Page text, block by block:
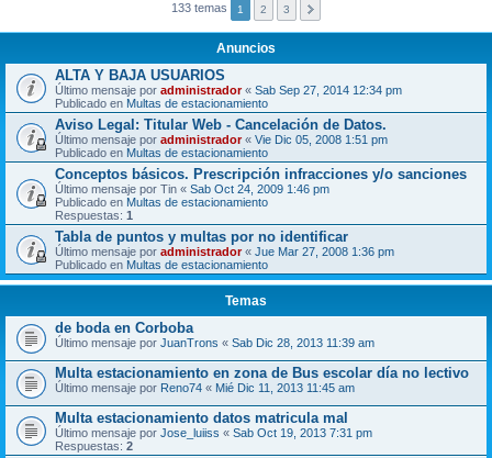
133 temas 1 2 3
Anuncios
ALTA Y BAJA USUARIOS
Último mensaje por administrador« Sab Sep 27, 2014 12:34 pm
Publicado en Multas de estacionamiento
Aviso Legal: Titular Web - Cancelación de Datos.
Último mensaje por administrador« Vie Dic 05, 2008 1:51 pm
Publicado en Multas de estacionamiento
Conceptos básicos. Prescripción infracciones y/o sanciones
Último mensaje por Tin « Sab Oct 24, 2009 1:46 pm
Publicado en Multas de estacionamiento
Respuestas: 1
Tabla de puntos y multas por no identificar
Último mensaje por administrador« Jue Mar 27, 2008 1:36 pm
Publicado en Multas de estacionamiento
Temas
de boda en Corboba
Último mensaje por JuanTrons « Sab Dic 28, 2013 11:39 am
Multa estacionamiento en zona de Bus escolar día no lectivo
Último mensaje por Reno74 « Mié Dic 11, 2013 11:45 am
Multa estacionamiento datos matricula mal
Último mensaje por Jose_luiiss « Sab Oct 19, 2013 7:31 pm
Respuestas: 2